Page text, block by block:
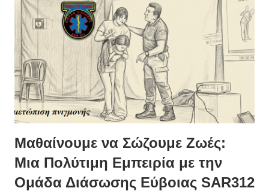
Μαθαίνουμε να Σώζουμε Ζωές:
Μια Πολύτιμη Εμπειρία με την
Ομάδα Διάσωσης Εύβοιας SAR312